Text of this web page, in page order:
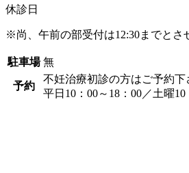
休診日
※尚、午前の部受付は12:30までとさ
駐車場 無
予約
不妊治療初診の方はご予約下
平日10：00～18：00／土曜10